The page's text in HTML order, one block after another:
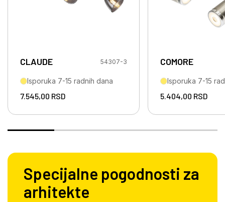
CLAUDE 54307-3
Isporuka 7-15 radnih dana
7.545,00 RSD
COMORE
Isporuka 7-15
5.404,00 RSD
Specijalne pogodnosti za
arhitekte